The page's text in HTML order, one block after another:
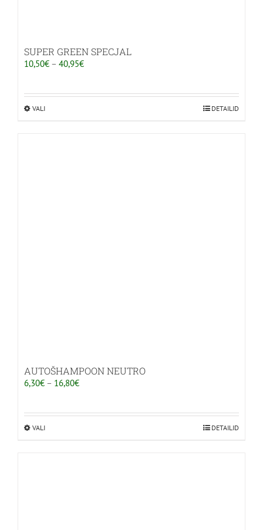
SUPER GREEN SPECJAL
10,50€ – 40,95€Hinnavahemik:
kuni
VALISellel
DETAILID
AUTOŠHAMPOON NEUTRO
6,30€ – 16,80€Hinnavahemik:
kuni
VALISellel
DETAILID